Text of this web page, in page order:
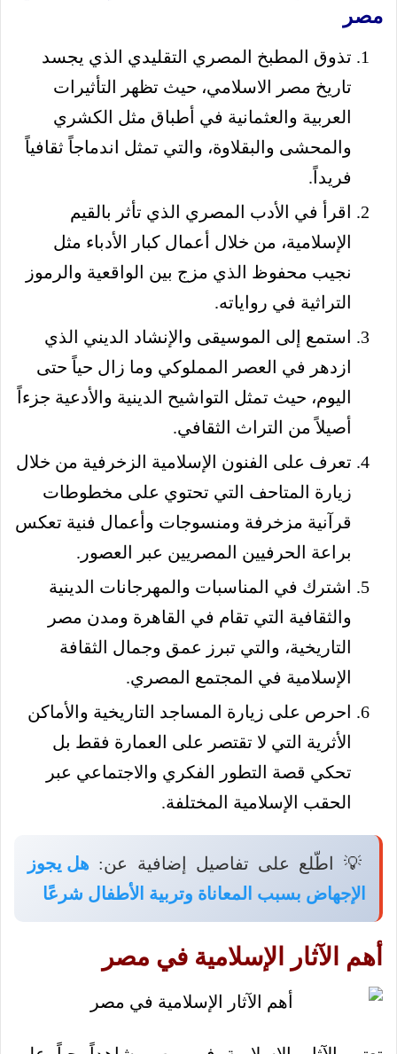
مصر
تذوق المطبخ المصري التقليدي الذي يجسد
تاريخ مصر الاسلامي، حيث تظهر التأثيرات
العربية والعثمانية في أطباق مثل الكشري
والمحشى والبقلاوة، والتي تمثل اندماجاً ثقافياً
فريداً.
اقرأ في الأدب المصري الذي تأثر بالقيم
الإسلامية، من خلال أعمال كبار الأدباء مثل
نجيب محفوظ الذي مزج بين الواقعية والرموز
التراثية في رواياته.
استمع إلى الموسيقى والإنشاد الديني الذي
ازدهر في العصر المملوكي وما زال حياً حتى
اليوم، حيث تمثل التواشيح الدينية والأدعية جزءاً
أصيلاً من التراث الثقافي.
تعرف على الفنون الإسلامية الزخرفية من خلال
زيارة المتاحف التي تحتوي على مخطوطات
قرآنية مزخرفة ومنسوجات وأعمال فنية تعكس
براعة الحرفيين المصريين عبر العصور.
اشترك في المناسبات والمهرجانات الدينية
والثقافية التي تقام في القاهرة ومدن مصر
التاريخية، والتي تبرز عمق وجمال الثقافة
الإسلامية في المجتمع المصري.
احرص على زيارة المساجد التاريخية والأماكن
الأثرية التي لا تقتصر على العمارة فقط بل
تحكي قصة التطور الفكري والاجتماعي عبر
الحقب الإسلامية المختلفة.
💡 اطّلع على تفاصيل إضافية عن: هل يجوز
الإجهاض بسبب المعاناة وتربية الأطفال شرعًا
أهم الآثار الإسلامية في مصر